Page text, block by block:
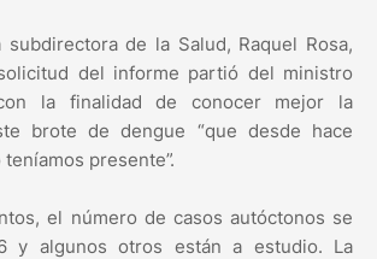
de la Salud, Raquel Rosa,
del informe partió del ministro
la finalidad de conocer mejor la
brote de dengue “que desde hace
presente”.
el número de casos autóctonos se
y algunos otros están a estudio. La